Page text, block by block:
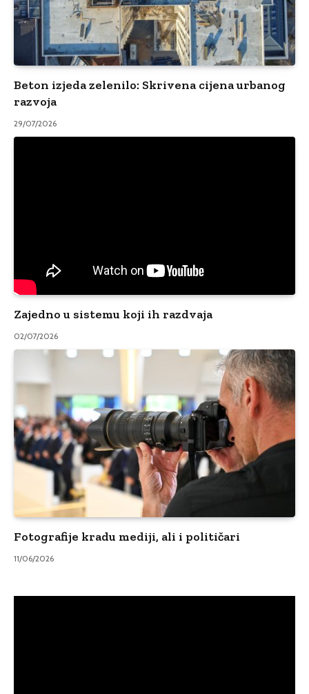
Beton izjeda zelenilo: Skrivena cijena urbanog
razvoja
29/07/2026
Zajedno u sistemu koji ih razdvaja
02/07/2026
Fotografije kradu mediji, ali i političari
11/06/2026